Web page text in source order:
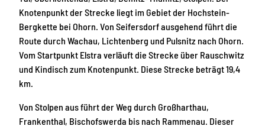
Knotenpunkt der Strecke liegt im Gebiet der Hochstein-
Bergkette bei Ohorn. Von Seifersdorf ausgehend führt die
Route durch Wachau, Lichtenberg und Pulsnitz nach Ohorn.
Vom Startpunkt Elstra verläuft die Strecke über Rauschwitz
und Kindisch zum Knotenpunkt. Diese Strecke beträgt 19,4
km.
Von Stolpen aus führt der Weg durch Großharthau,
Frankenthal, Bischofswerda bis nach Rammenau. Dieser